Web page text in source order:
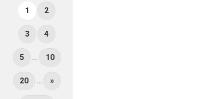
1 2
3 4
5 ... 10
20 ... »